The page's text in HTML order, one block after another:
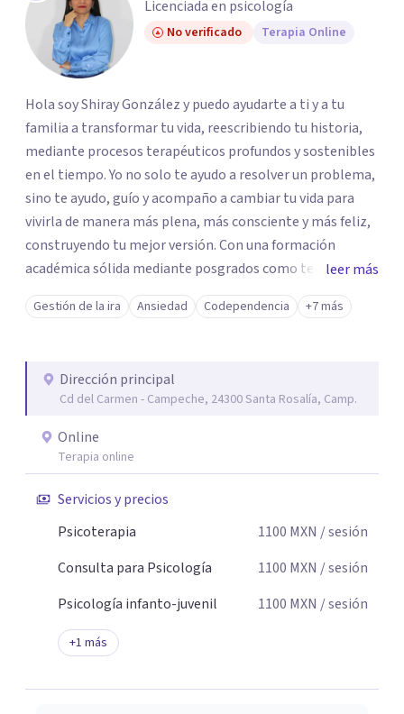
Licenciada en psicología
No verificado Terapia Online
Hola soy Shiray González y puedo ayudarte a ti y a tu
familia a transformar tu vida, reescribiendo tu historia,
mediante procesos terapéuticos profundos y sostenibles
en el tiempo. Yo no solo te ayudo a resolver un problema,
sino te ayudo, guío y acompaño a cambiar tu vida para
vivirla de manera más plena, más consciente y más feliz,
construyendo tu mejor versión. Con una formación
académica sólida mediante posgrados como terapeuta
breve, familiar e infantil, así como con respaldo
profesional y experiencia clínica de más de 26 años y
auténtica y comunicación clara y directa para darte
seguridad emocional y una dirección firme de tu proceso
de cambio.
leer más
Gestión de la ira Ansiedad Codependencia +7 más
Dirección principal
Cd del Carmen - Campeche, 24300 Santa Rosalía, Camp.
Online
Terapia online
Servicios y precios
Psicoterapia
1100 MXN / sesión
Consulta para Psicología
1100 MXN / sesión
Psicología infanto-juvenil
1100 MXN / sesión
+1 más